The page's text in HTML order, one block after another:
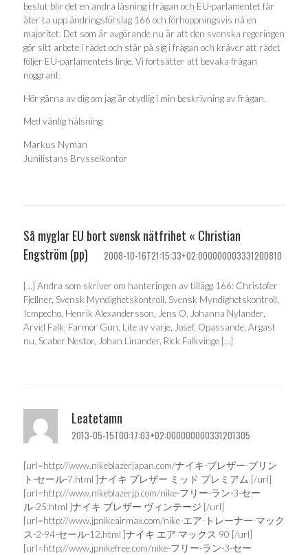
beslut blir det en andra läsning i frågan och EU-parlamentet får
åter ta upp ändringsförslag 166 och förhoppningsvis nå en
majoritet. Det som är avgörande nu är att den svenska regeringen
gör sitt arbete i rådet och står på sig i frågan och kräver att rådet
följer EU-parlamentets linje. Vi fortsätter att bevaka frågan
noggrant.
Hör gärna av dig om jag är otydlig i min beskrivning av frågan.
Med vänlig hälsning
Markus Nyman
Junilistans Brysselkontor
Så myglar EU bort svensk nätfrihet « Christian
Engström (pp)
2008-10-16T21:15:33+02:000000003331200810
[…] Andra som skriver om hanteringen av tillägg 166: Christofer
Fjellner, Svensk Myndighetskontroll, Svensk Myndighetskontroll,
Icmpecho, Henrik Alexandersson, Jens O, Johanna Nylander,
Arvid Falk, Farmor Gun, Lite av varje, Josef, Opassande, Argast
nu, Scaber Nestor, Johan Linander, Rick Falkvinge […]
Leatetamn
2013-05-15T00:17:03+02:000000000331201305
[url=http://www.nikeblazerjapan.com/ナイキ-ブレザー-プリン
ト-セール-7.html ]ナイキ ブレザー ミッド プレミアム [/url]
[url=http://www.nikeblazerjp.com/nike-フリー-ラン-3-セー
ル-25.html ]ナイキ ブレザー ヴィンテージ [/url]
[url=http://www.jpnikeairmax.com/nike-エア-トレーナー-マック
ス-2-94-セール-12.html ]ナイキ エア マックス 90 [/url]
[url=http://www.jpnikefree.com/nike-フリー-ラン-3-セー